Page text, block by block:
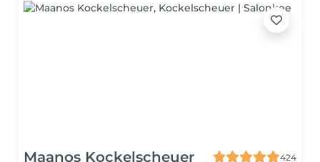
Maanos Kockelscheuer 424